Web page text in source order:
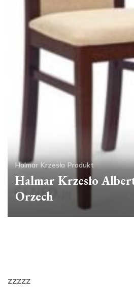
Halmar Krzesła Produkt
Halmar Krzesło
Orzech
zzzzz